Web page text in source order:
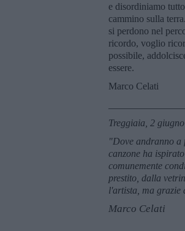
e disordiniamo
cammino sulla
si perdono nel
ricordo, voglio
possibile,
essere.
Marco Celati
Treggiaia, 2
"Dove andranno a
canzone ha
comunemente
prestito, dalla
l'artista, ma grazie
Marco Celati